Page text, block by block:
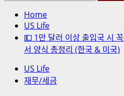
Home
US Life
💵 1만 달러 이상 출입국 시
서 양식 총정리 (한국 & 미국)
US Life
재무/세금